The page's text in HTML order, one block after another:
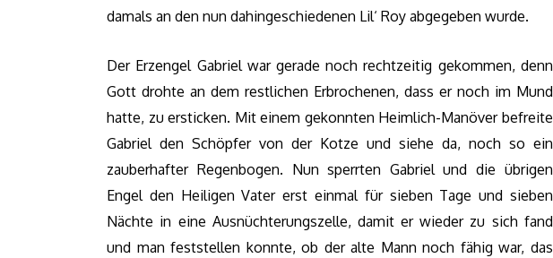
damals an den nun dahingeschiedenen Lil‘ Roy abgegeben wurde.
Der Erzengel Gabriel war gerade noch rechtzeitig gekommen, denn
Gott drohte an dem restlichen Erbrochenen, dass er noch im Mund
hatte, zu ersticken. Mit einem gekonnten Heimlich-Manöver befreite
Gabriel den Schöpfer von der Kotze und siehe da, noch so ein
zauberhafter Regenbogen. Nun sperrten Gabriel und die übrigen
Engel den Heiligen Vater erst einmal für sieben Tage und sieben
Nächte in eine Ausnüchterungszelle, damit er wieder zu sich fand
und man feststellen konnte, ob der alte Mann noch fähig war, das